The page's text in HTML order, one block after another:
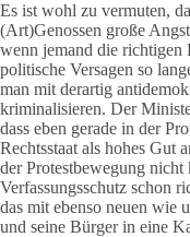
Es ist wohl zu vermuten,
(Art)Genossen große
wenn jemand die richtigen
politische Versagen so
man mit derartig
kriminalisieren. Der
dass eben gerade in der
Rechtsstaat als hohes Gut
der Protestbewegung nicht
Verfassungsschutz schon
das mit ebenso neuen wie
und seine Bürger in eine